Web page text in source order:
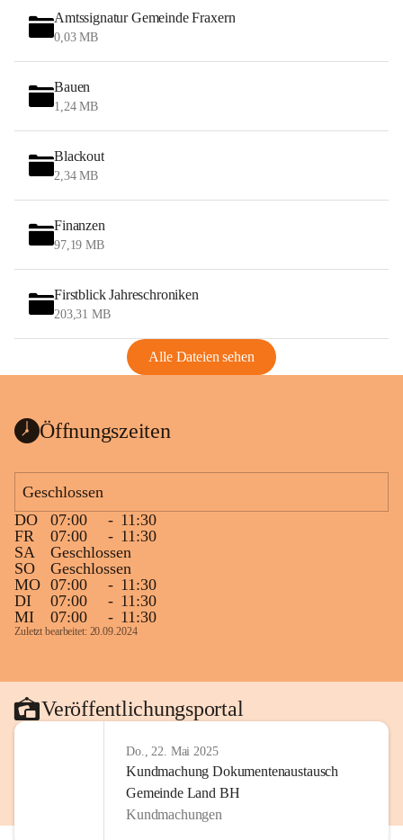
Amtssignatur Gemeinde Fraxern
0,03 MB
Bauen
1,24 MB
Blackout
2,34 MB
Finanzen
97,19 MB
Firstblick Jahreschroniken
203,31 MB
Alle Dateien sehen
Öffnungszeiten
Geschlossen
DO
07:00 - 11:30
FR
07:00 - 11:30
SA
Geschlossen
SO
Geschlossen
MO 07:00 - 11:30
DI
07:00 - 11:30
MI
07:00 - 11:30
Zuletzt bearbeitet: 20.09.2024
Veröffentlichungsportal
Do., 22. Mai 2025
Kundmachung Dokumentenaustausch
Gemeinde Land BH
Kundmachungen